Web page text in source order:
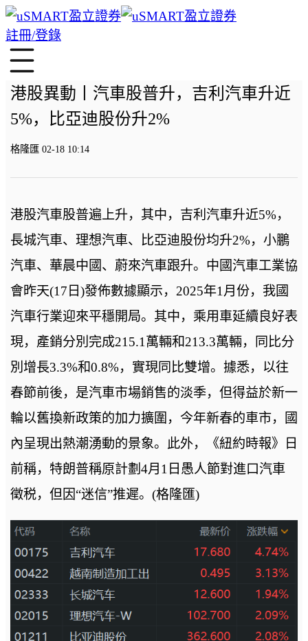
註冊/登錄
港股異動丨汽車股普升，吉利汽車升近
5%，比亞迪股份升2%
格隆匯 02-18 10:14
港股汽車股普遍上升，其中，吉利汽車升近5%，
長城汽車、理想汽車、比亞迪股份均升2%，小鵬
汽車、華晨中國、蔚來汽車跟升。中國汽車工業協
會昨天(17日)發佈數據顯示，2025年1月份，我國
汽車行業迎來平穩開局。其中，乘用車延續良好表
現，產銷分別完成215.1萬輛和213.3萬輛，同比分
別增長3.3%和0.8%，實現同比雙增。據悉，以往
春節前後，是汽車市場銷售的淡季，但得益於新一
輪以舊換新政策的加力擴圍，今年新春的車市，國
內呈現出熱潮湧動的景象。此外，《紐約時報》日
前稱，特朗普稱原計劃4月1日愚人節對進口汽車
徵税，但因“迷信”推遲。(格隆匯)